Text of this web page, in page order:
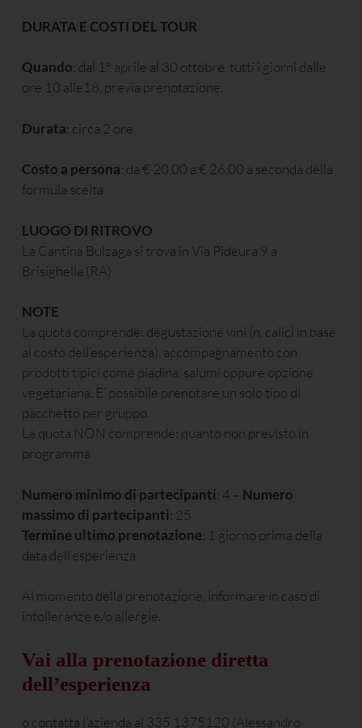
DURATA E COSTI DEL TOUR
Quando: dal 1° aprile al 30 ottobre, tutti i giorni dalle
ore 10 alle18, previa prenotazione.
Durata: circa 2 ore
Costo a persona: da € 20,00 a € 26,00 a seconda della
formula scelta
LUOGO DI RITROVO
La Cantina Bulzaga si trova in Via Pideura 9 a
Brisighella (RA)
NOTE
La quota comprende: degustazione vini (n. calici in base
al costo dell’esperienza), accompagnamento con
prodotti tipici come piadina, salumi oppure opzione
vegetariana. E’ possibile prenotare un solo tipo di
pacchetto per gruppo.
La quota NON comprende: quanto non previsto in
programma
Numero minimo di partecipanti: 4 – Numero
massimo di partecipanti: 25
Termine ultimo prenotazione: 1 giorno prima della
data dell’esperienza
Al momento della prenotazione, informare in caso di
intolleranze e/o allergie.
Vai alla prenotazione diretta
dell’esperienza
o contatta l’azienda al 335 1375120 (Alessandro